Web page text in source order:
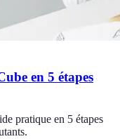
en 5 étapes
pratique en 5 étapes